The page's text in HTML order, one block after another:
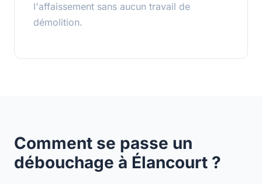
l'affaissement sans aucun travail de
démolition.
Comment se passe un
débouchage à Élancourt ?